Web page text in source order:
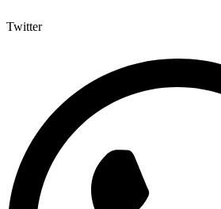
Twitter